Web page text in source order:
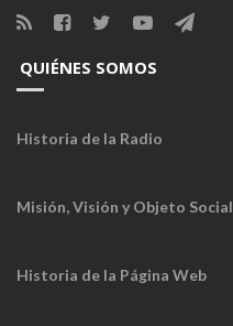
QUIÉNES SOMOS
Historia de la Radio
Misión, Visión y Objeto Social
Historia de la Página Web